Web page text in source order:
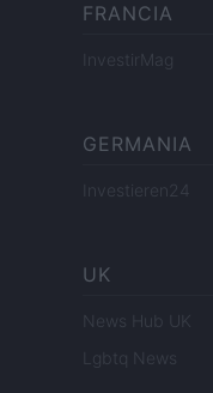
FRANCIA
InvestirMag
GERMANIA
Investieren24
UK
News Hub UK
Lgbtq News